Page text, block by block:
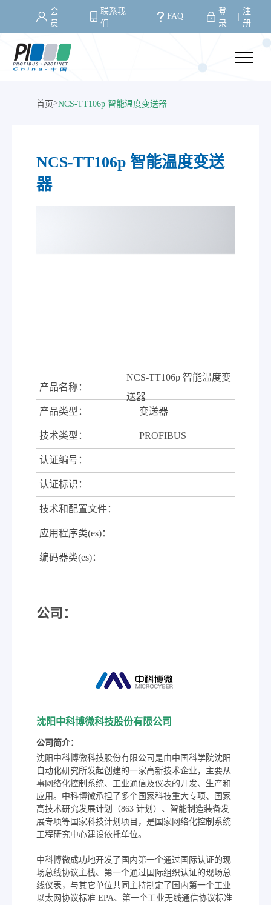
会
员
联系我
们
FAQ
登
录
注
册
首页>NCS-TT106p 智能温度变送器
NCS-TT106p 智能温度变送
器
产品名称：
NCS-TT106p 智能温度变
送器
产品类型：
变送器
技术类型： PROFIBUS
认证编号：
认证标识：
技术和配置文件：
应用程序类(es)：
编码器类(es)：
公司：
沈阳中科博微科技股份有限公司
公司简介：
沈阳中科博微科技股份有限公司是由中国科学院沈阳
自动化研究所发起创建的一家高新技术企业，主要从
事网络化控制系统、工业通信及仪表的开发、生产和
应用。中科博微承担了多个国家科技重大专项、国家
高技术研究发展计划（863 计划）、智能制造装备发
展专项等国家科技计划项目，是国家网络化控制系统
工程研究中心建设依托单位。
中科博微成功地开发了国内第一个通过国际认证的现
场总线协议主栈、第一个通过国际组织认证的现场总
线仪表，与其它单位共同主持制定了国内第一个工业
以太网协议标准 EPA、第一个工业无线通信协议标准